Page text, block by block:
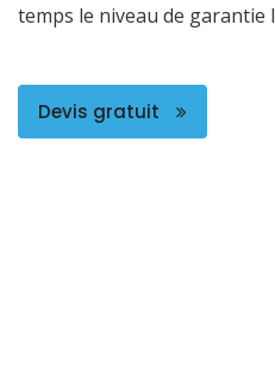
temps le niveau de garantie
Devis gratuit